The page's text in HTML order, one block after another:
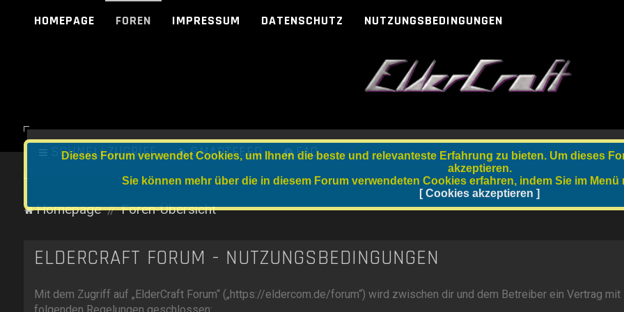
HOMEPAGE FOREN IMPRESSUM DATENSCHUTZ NUTZUNGSBEDINGUNGEN
SCHNELLZUGRIFF SMARTFEED FAQ
Homepage Foren-Übersicht
ELDERCRAFT FORUM - NUTZUNGSBEDINGUNGEN
Mit dem Zugriff auf „ElderCraft Forum“ („https://eldercom.de/forum“) wird zwischen dir und dem Betreiber ein Vertrag mit
Dieses Forum verwendet Cookies, um Ihnen die beste und relevanteste Erfahrung zu bieten. Um dieses
akzeptieren.
Sie können mehr über die in diesem Forum verwendeten Cookies erfahren, indem Sie im
[ Cookies akzeptieren ]